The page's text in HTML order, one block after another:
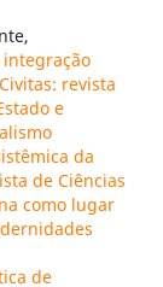
Civitas: revista
e
da
de Ciências
como lugar
de